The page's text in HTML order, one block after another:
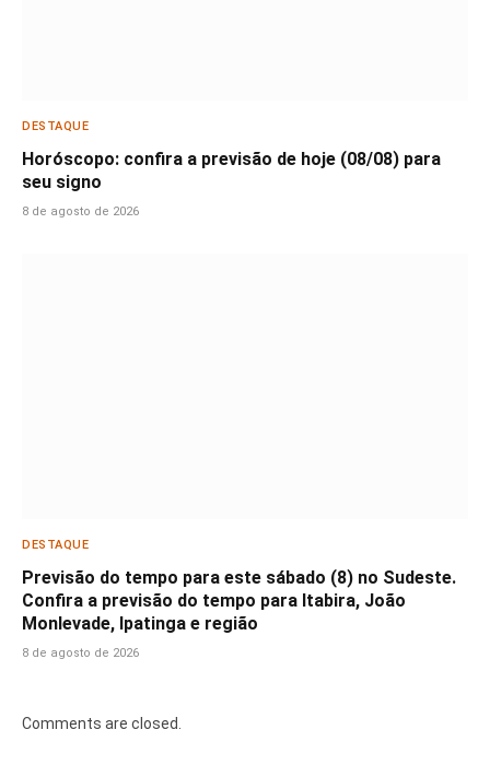
DESTAQUE
Horóscopo: confira a previsão de hoje (08/08) para
seu signo
8 de agosto de 2026
DESTAQUE
Previsão do tempo para este sábado (8) no Sudeste.
Confira a previsão do tempo para Itabira, João
Monlevade, Ipatinga e região
8 de agosto de 2026
Comments are closed.